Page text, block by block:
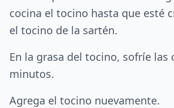
cocina el tocino hasta que esté
el tocino de la sartén.
En la grasa del tocino, sofríe las
minutos.
Agrega el tocino nuevamente.